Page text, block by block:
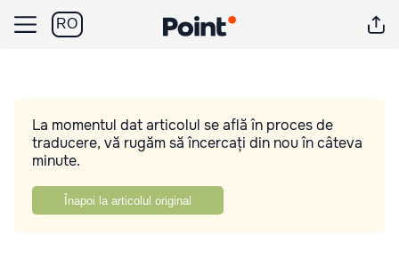
RO
La momentul dat articolul se află în proces de
traducere, vă rugăm să încercați din nou în câteva
minute.
Înapoi la articolul original